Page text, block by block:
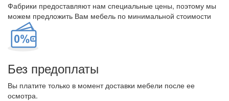
Фабрики предоставляют нам специальные цены, поэтому мы
можем предложить Вам мебель по минимальной стоимости
Без предоплаты
Вы платите только в момент доставки мебели после ее
осмотра.